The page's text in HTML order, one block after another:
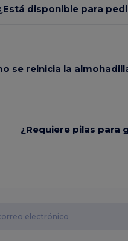
disponible para
se reinicia la
¿Requiere pilas para